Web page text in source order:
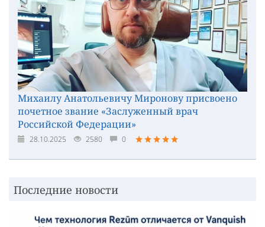
Михаилу Анатольевичу Миронову присвоено
почетное звание «Заслуженный врач
Российской Федерации»
28.10.2025 2580 0
Последние новости